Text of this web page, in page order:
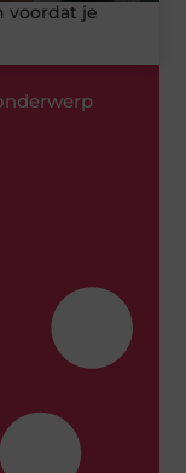
voordat je